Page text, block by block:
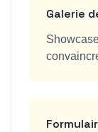
Galerie